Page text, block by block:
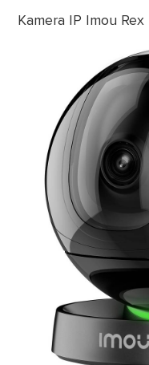
Kamera IP Imou